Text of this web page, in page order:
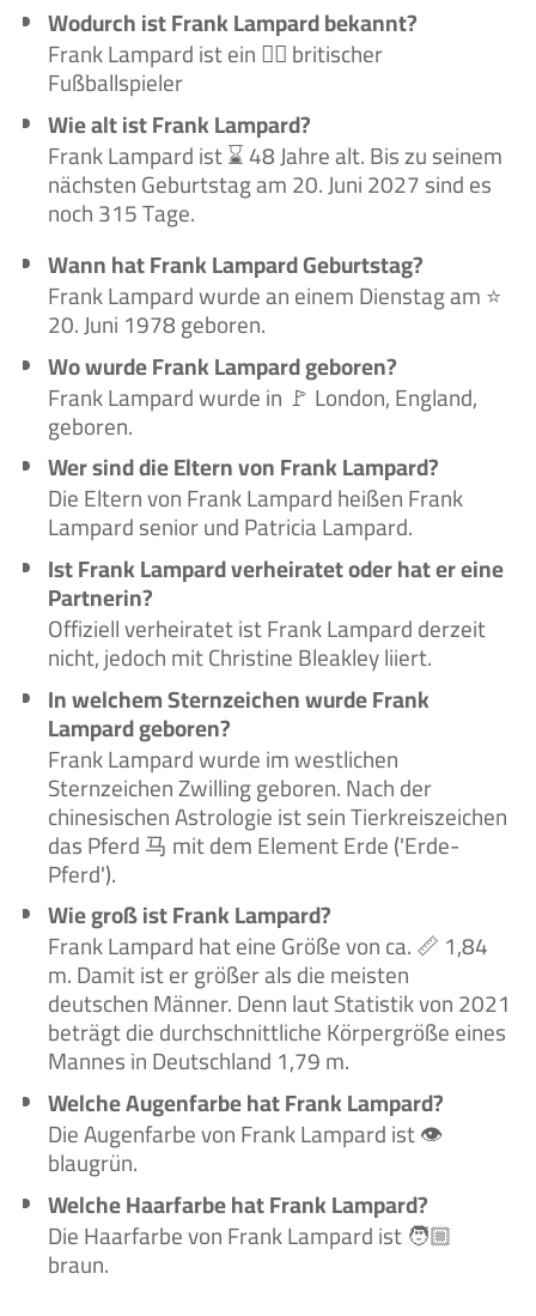
Wodurch ist Frank Lampard bekannt?
Frank Lampard ist ein 🙋‍♂️ britischer
Fußballspieler
Wie alt ist Frank Lampard?
Frank Lampard ist ⌛ 48 Jahre alt. Bis zu seinem
nächsten Geburtstag am 20. Juni 2027 sind es
noch 315 Tage.
Wann hat Frank Lampard Geburtstag?
Frank Lampard wurde an einem Dienstag am ⭐
20. Juni 1978 geboren.
Wo wurde Frank Lampard geboren?
Frank Lampard wurde in 🚩 London, England,
geboren.
Wer sind die Eltern von Frank Lampard?
Die Eltern von Frank Lampard heißen Frank
Lampard senior und Patricia Lampard.
Ist Frank Lampard verheiratet oder hat er eine
Partnerin?
Offiziell verheiratet ist Frank Lampard derzeit
nicht, jedoch mit Christine Bleakley liiert.
In welchem Sternzeichen wurde Frank
Lampard geboren?
Frank Lampard wurde im westlichen
Sternzeichen Zwilling geboren. Nach der
chinesischen Astrologie ist sein Tierkreiszeichen
das Pferd 马 mit dem Element Erde ('Erde-
Pferd').
Wie groß ist Frank Lampard?
Frank Lampard hat eine Größe von ca. 📏 1,84
m. Damit ist er größer als die meisten
deutschen Männer. Denn laut Statistik von 2021
beträgt die durchschnittliche Körpergröße eines
Mannes in Deutschland 1,79 m.
Welche Augenfarbe hat Frank Lampard?
Die Augenfarbe von Frank Lampard ist 👁️
blaugrün.
Welche Haarfarbe hat Frank Lampard?
Die Haarfarbe von Frank Lampard ist 🧑🏼‍
braun.